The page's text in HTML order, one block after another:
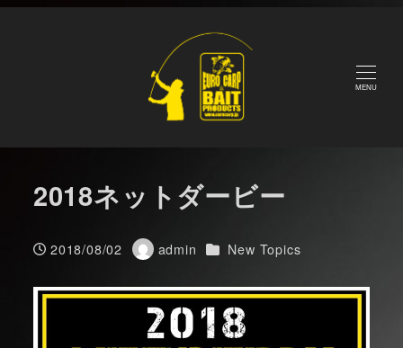
テ
MENU
New Topics 2018ネットダービー
2018ネットダービー
投稿日
2018/08/02
著
admin カテゴリー
New Topics